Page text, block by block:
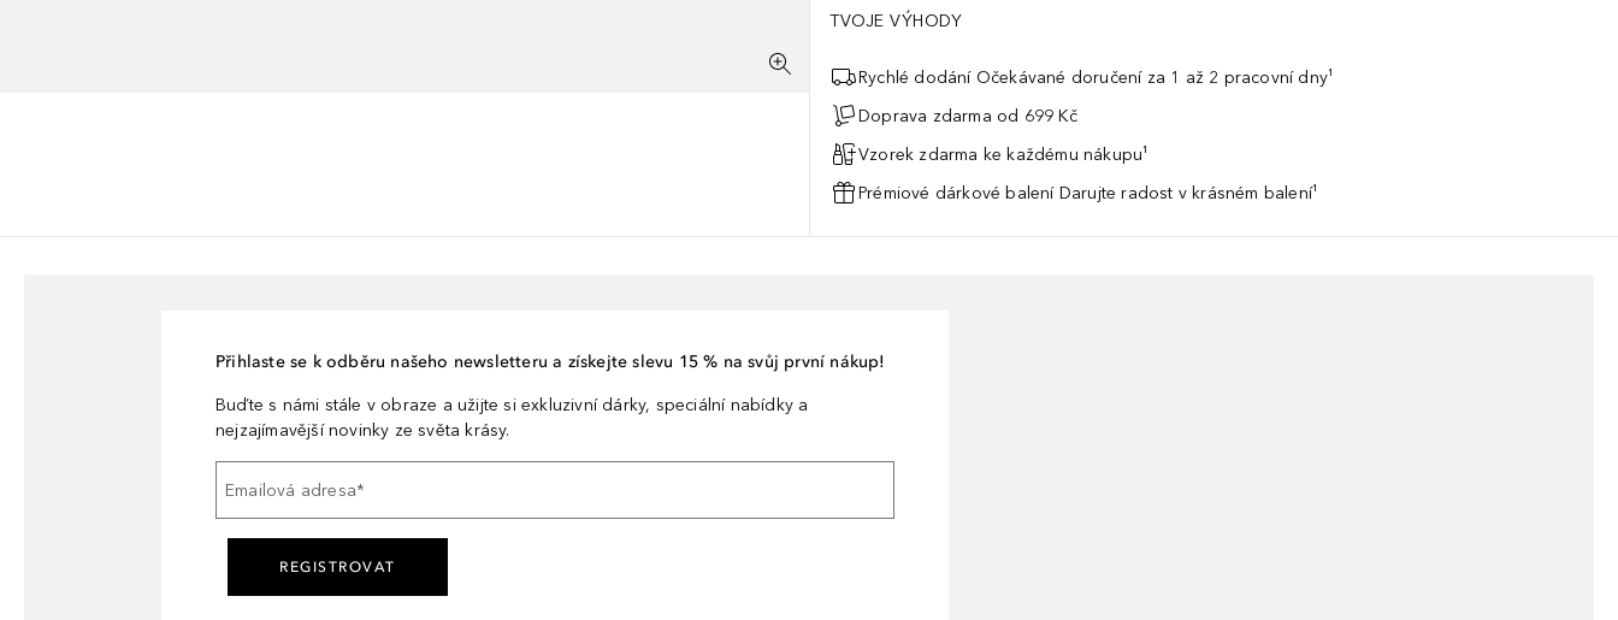
TVOJE VÝHODY
Rychlé dodání Očekávané doručení za 1 až 2 pracovní dny¹
Doprava zdarma od 699 Kč
Vzorek zdarma ke každému nákupu¹
Prémiové dárkové balení Darujte radost v krásném balení¹
Přihlaste se k odběru našeho newsletteru a získejte slevu 15 % na svůj první nákup!
Buďte s námi stále v obraze a užijte si exkluzivní dárky, speciální nabídky a
nejzajímavější novinky ze světa krásy.
Emailová adresa*
REGISTROVAT